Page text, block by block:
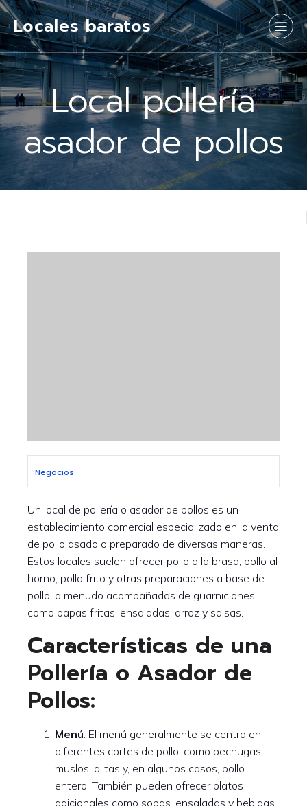
Locales baratos
Local pollería
asador de pollos
Negocios
Un local de pollería o asador de pollos es un
establecimiento comercial especializado en la venta
de pollo asado o preparado de diversas maneras.
Estos locales suelen ofrecer pollo a la brasa, pollo al
horno, pollo frito y otras preparaciones a base de
pollo, a menudo acompañadas de guarniciones
como papas fritas, ensaladas, arroz y salsas.
Características de una
Pollería o Asador de
Pollos:
Menú: El menú generalmente se centra en
diferentes cortes de pollo, como pechugas,
muslos, alitas y, en algunos casos, pollo
entero. También pueden ofrecer platos
adicionales como sopas, ensaladas y bebidas.